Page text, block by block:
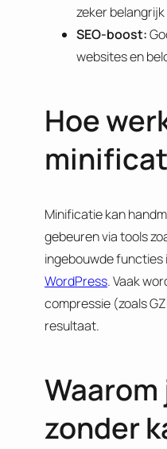
zeker
SEO-boost:
websites en
Hoe
Minificatie kan
gebeuren via tools
ingebouwde functies
WordPress. Vaak
compressie (zoals
resultaat.
zonder